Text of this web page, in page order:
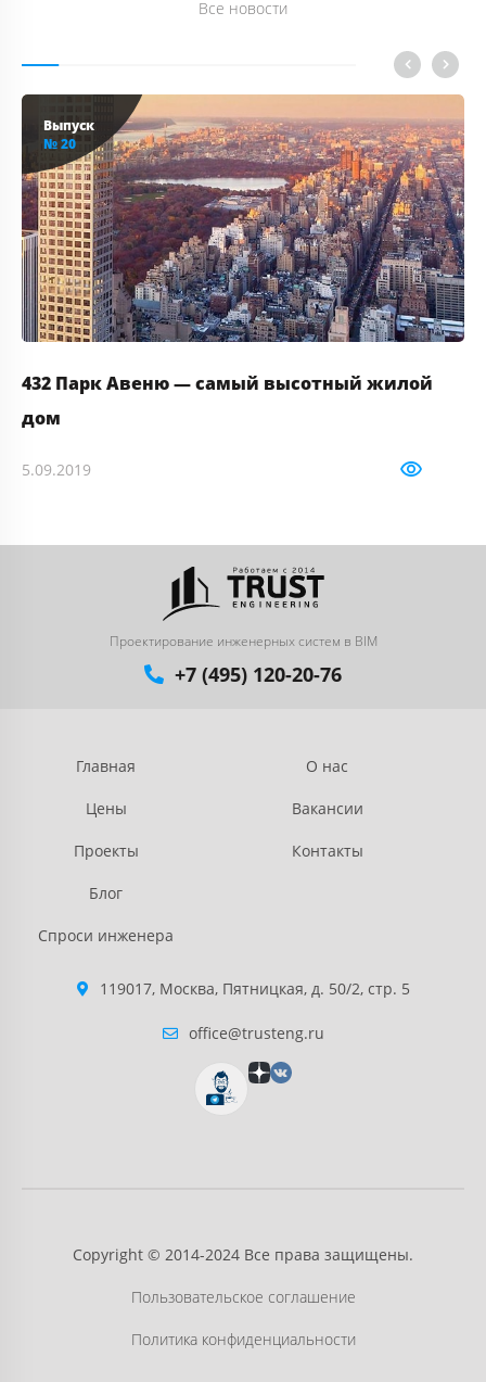
Все новости
Выпуск
№ 20
432 Парк Авеню — самый высотный жилой
дом
5.09.2019
Проектирование инженерных систем в BIM
+7 (495) 120-20-76
Главная
Цены
Проекты
Блог
Спроси инженера
О нас
Вакансии
Контакты
119017, Москва, Пятницкая, д. 50/2, стр. 5
office@trusteng.ru
Copyright © 2014-2024 Все права защищены.
Пользовательское соглашение
Политика конфиденциальности